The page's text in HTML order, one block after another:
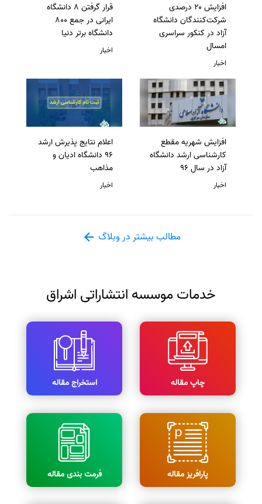
افزایش ۲۰ درصدی
شرکت‌کنندگان دانشگاه
آزاد در کنکور سراسری
امسال
اخبار
قرار گرفتن 8 دانشگاه
ایرانی در جمع 800
دانشگاه برتر دنیا
اخبار
افزایش شهریه مقطع
کارشناسی ارشد دانشگاه
آزاد در سال 96
اخبار
اعلام نتایج پذیرش ارشد
96 دانشگاه ادیان و
مذاهب
اخبار
مطالب بیشتر در وبلاگ
خدمات موسسه انتشاراتی اشراق
چاپ مقاله استخراج مقاله
پارافریز مقاله فرمت بندی مقاله